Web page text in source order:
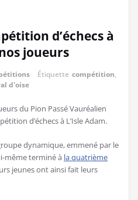
d’échecs à
joueurs
Étiquette compétition,
d'oise
du Pion Passé Vauréalien
d’échecs à L’Isle Adam.
dynamique, emmené par le
même terminé à la quatrième
jeunes ont ainsi fait leurs